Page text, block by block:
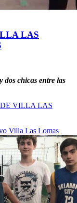
LAS
dos chicas entre las
VILLA LAS
Villa Las Lomas